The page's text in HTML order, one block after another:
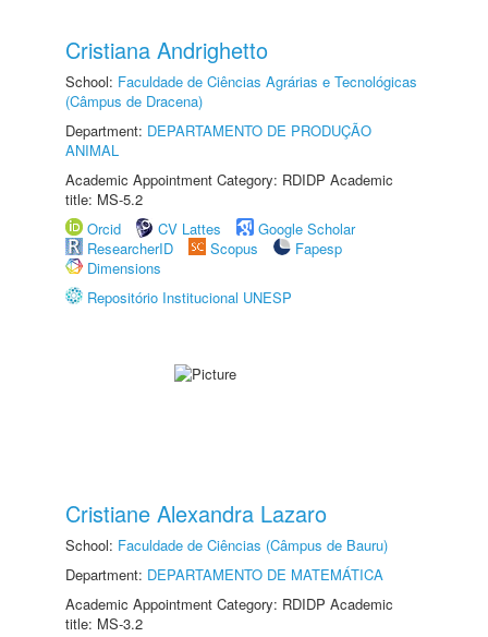
Cristiana Andrighetto
School: Faculdade de Ciências Agrárias e Tecnológicas
(Câmpus de Dracena)
Department: DEPARTAMENTO DE PRODUÇÃO
ANIMAL
Academic Appointment Category: RDIDP Academic
title: MS-5.2
Orcid
CV Lattes
Google Scholar
ResearcherID
Scopus
Fapesp
Dimensions
Repositório Institucional UNESP
Cristiane Alexandra Lazaro
School: Faculdade de Ciências (Câmpus de Bauru)
Department: DEPARTAMENTO DE MATEMÁTICA
Academic Appointment Category: RDIDP Academic
title: MS-3.2